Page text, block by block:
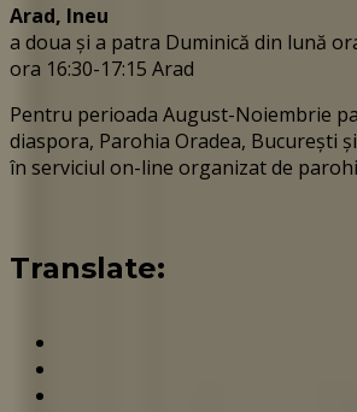
Arad, Ineu
a doua și a patra Duminică din lună
ora 16:30-17:15 Arad
Pentru perioada August-Noiembrie
diaspora, Parohia Oradea, București
în serviciul on-line organizat de
Translate: